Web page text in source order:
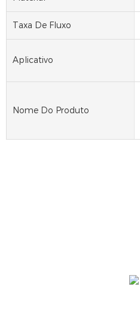
Taxa De Fluxo
Aplicativo
Nome Do Produto